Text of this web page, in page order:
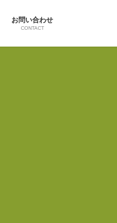
お問い合わせ
CONTACT